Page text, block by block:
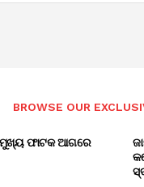
BROWSE OUR
ମୁଖ୍ୟ ଫାଟକ ଆଗରେ